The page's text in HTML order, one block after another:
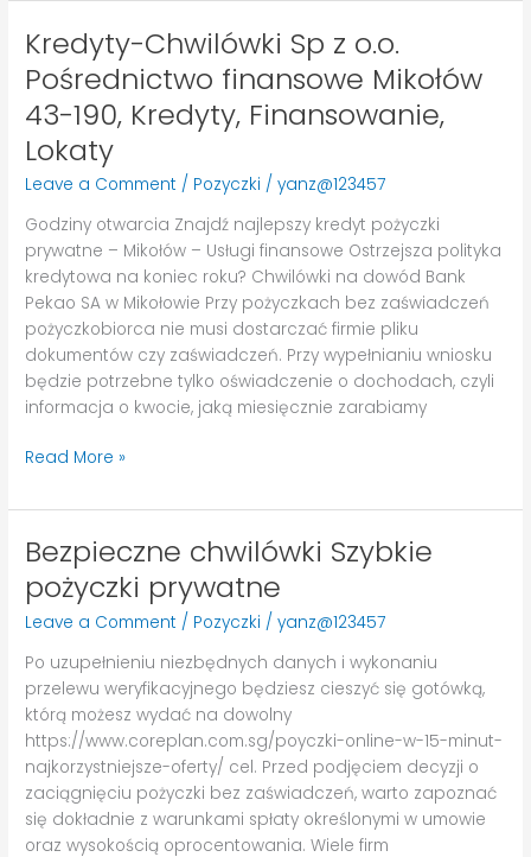
Kredyty-Chwilówki Sp z o.o.
Pośrednictwo finansowe Mikołów
43-190, Kredyty, Finansowanie,
Lokaty
Leave a Comment / Pozyczki /yanz@123457
Godziny otwarcia Znajdź najlepszy kredyt pożyczki
prywatne – Mikołów – Usługi finansowe Ostrzejsza polityka
kredytowa na koniec roku? Chwilówki na dowód Bank
Pekao SA w Mikołowie Przy pożyczkach bez zaświadczeń
pożyczkobiorca nie musi dostarczać firmie pliku
dokumentów czy zaświadczeń. Przy wypełnianiu wniosku
będzie potrzebne tylko oświadczenie o dochodach, czyli
informacja o kwocie, jaką miesięcznie zarabiamy
Kredyty-
Chwilówki
Sp
z
o.o.
Pośrednictwo
finansowe
Mikołów
43-
190,
Kredyty,
Finansowanie,
Lokaty
Read More »
Bezpieczne chwilówki Szybkie
pożyczki prywatne
Leave a Comment / Pozyczki /yanz@123457
Po uzupełnieniu niezbędnych danych i wykonaniu
przelewu weryfikacyjnego będziesz cieszyć się gotówką,
którą możesz wydać na dowolny
https://www.coreplan.com.sg/poyczki-online-w-15-minut-
najkorzystniejsze-oferty/ cel. Przed podjęciem decyzji o
zaciągnięciu pożyczki bez zaświadczeń, warto zapoznać
się dokładnie z warunkami spłaty określonymi w umowie
oraz wysokością oprocentowania. Wiele firm
Bezpieczne
chwilówki
Szybkie
pożyczki